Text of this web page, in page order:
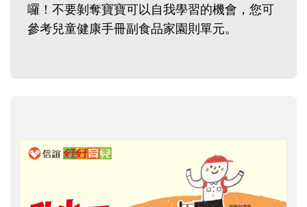
囉！不要剝奪寶寶可以自我學習的機會，您可
參考兒童健康手冊副食品家園則單元。